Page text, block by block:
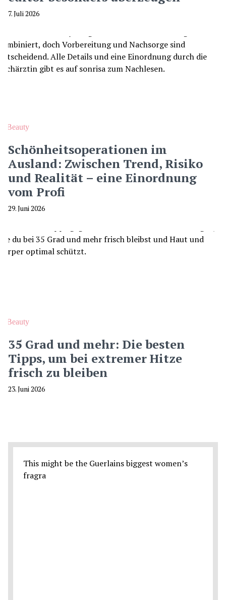
7. Juli 2026
Beauty
Schönheitsoperationen im
Ausland: Zwischen Trend, Risiko
und Realität – eine Einordnung
vom Profi
29. Juni 2026
Beauty
35 Grad und mehr: Die besten
Tipps, um bei extremer Hitze
frisch zu bleiben
23. Juni 2026
This might be the Guerlains biggest women’s
fragra